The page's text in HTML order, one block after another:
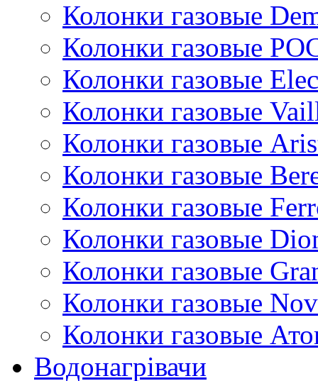
Колонки газовые
Колонки газовые
Колонки газовые
Колонки газовые
Колонки газовые
Колонки газовые
Колонки газовые
Колонки газовые
Колонки газовые
Колонки газовые
Колонки газовые
Водонагрівачи